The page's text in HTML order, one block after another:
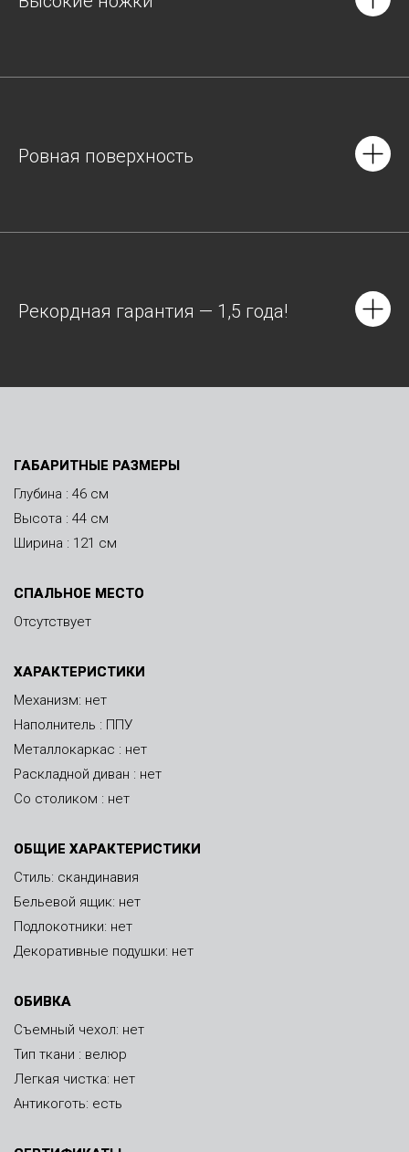
Ровная поверхность
Рекордная гарантия — 1,5 года!
ГАБАРИТНЫЕ РАЗМЕРЫ
Глубина : 46 см
Высота : 44 см
Ширина : 121 см
СПАЛЬНОЕ МЕСТО
Отсутствует
ХАРАКТЕРИСТИКИ
Механизм: нет
Наполнитель : ППУ
Металлокаркас : нет
Раскладной диван : нет
Со столиком : нет
ОБЩИЕ ХАРАКТЕРИСТИКИ
Стиль: скандинавия
Бельевой ящик: нет
Подлокотники: нет
Декоративные подушки: нет
ОБИВКА
Съемный чехол: нет
Тип ткани : велюр
Легкая чистка: нет
Антикоготь: есть